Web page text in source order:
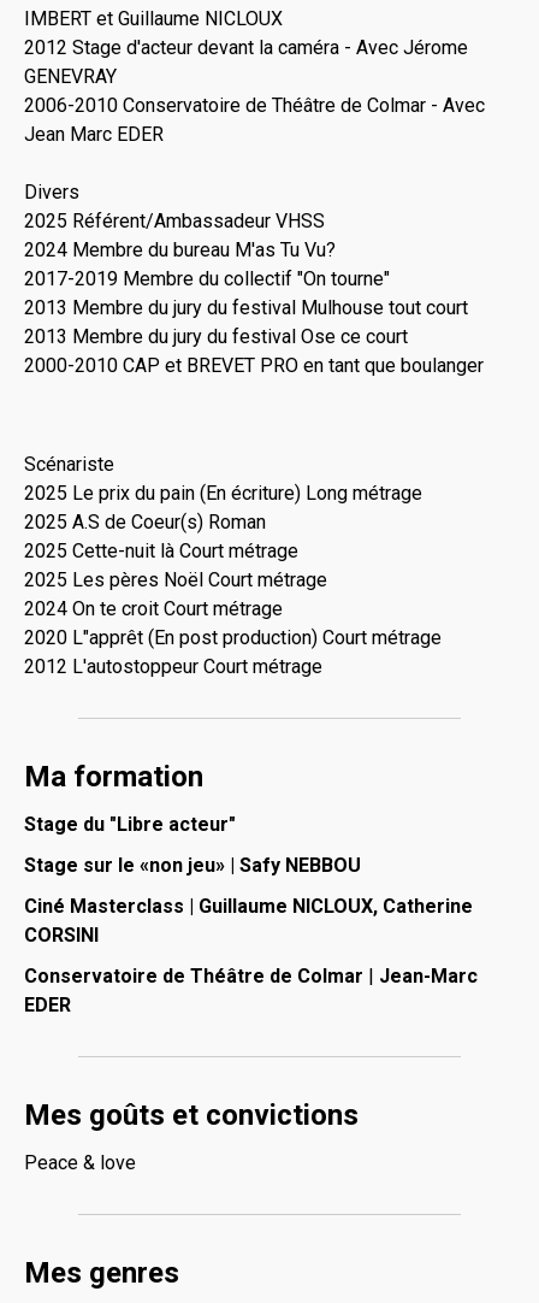
IMBERT et Guillaume NICLOUX
2012 Stage d'acteur devant la caméra - Avec Jérome
GENEVRAY
2006-2010 Conservatoire de Théâtre de Colmar - Avec
Jean Marc EDER
Divers
2025 Référent/Ambassadeur VHSS
2024 Membre du bureau M'as Tu Vu?
2017-2019 Membre du collectif "On tourne"
2013 Membre du jury du festival Mulhouse tout court
2013 Membre du jury du festival Ose ce court
2000-2010 CAP et BREVET PRO en tant que boulanger
Scénariste
2025 Le prix du pain (En écriture) Long métrage
2025 A.S de Coeur(s) Roman
2025 Cette-nuit là Court métrage
2025 Les pères Noël Court métrage
2024 On te croit Court métrage
2020 L"apprêt (En post production) Court métrage
2012 L'autostoppeur Court métrage
Ma formation
Stage du "Libre acteur"
Stage sur le «non jeu» | Safy NEBBOU
Ciné Masterclass | Guillaume NICLOUX, Catherine
CORSINI
Conservatoire de Théâtre de Colmar | Jean-Marc
EDER
Mes goûts et convictions
Peace & love
Mes genres